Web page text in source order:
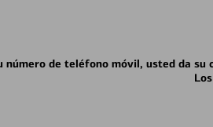
número de teléfono móvil, usted da